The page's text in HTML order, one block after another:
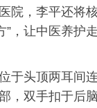
院，李平还将
，让中医养护
于头顶两耳间
，双手扣于后